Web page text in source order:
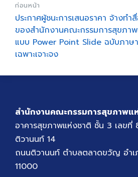
ก่อนหน้า
ประกาศผู้ชนะการเสนอราคา จ้างทำ
ของสำนักงานคณะกรรมการสุขภา
แบบ Power Point Slide ฉบับภาษ
เฉพาะเจาะจง
สำนักงานคณะกรรมการสุขภาพแ
อาคารสุขภาพแห่งชาติ ชั้น 3 เลข
ติวานนท์ 14
ถนนติวานนท์ ตำบลตลาดขวัญ อำเ
11000